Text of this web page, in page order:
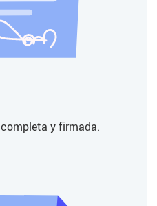
completa y firmada.